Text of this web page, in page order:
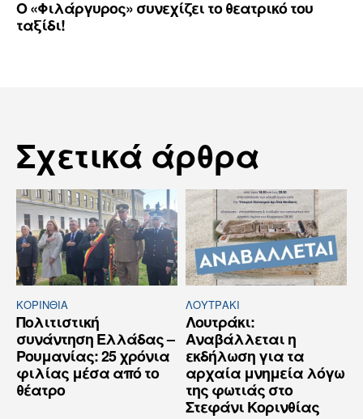
Ο «Φιλάργυρος» συνεχίζει το θεατρικό του
ταξίδι!
Σχετικά άρθρα
ΚΟΡΙΝΘΊΑ
Πολιτιστική
συνάντηση Ελλάδας –
Ρουμανίας: 25 χρόνια
φιλίας μέσα από το
θέατρο
ΛΟΥΤΡΆΚΙ
Λουτράκι:
Αναβάλλεται η
εκδήλωση για τα
αρχαία μνημεία λόγω
της φωτιάς στο
Στεφάνι Κορινθίας